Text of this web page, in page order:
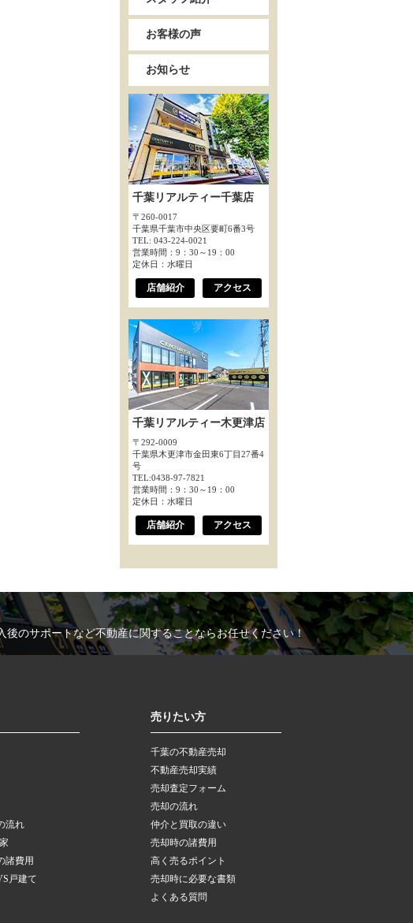
お客様の声
お知らせ
千葉リアルティー千葉店
〒260-0017
千葉県千葉市中央区要町6番3号
TEL: 043-224-0021
営業時間：9：30～19：00
定休日：水曜日
店舗紹介 アクセス
千葉リアルティー木更津店
〒292-0009
千葉県木更津市金田東6丁目27番4
号
TEL:0438-97-7821
営業時間：9：30～19：00
定休日：水曜日
店舗紹介 アクセス
のサポートなど不動産に関することならお任せください！
流れ
諸費用
戸建て
売りたい方
千葉の不動産売却
不動産売却実績
売却査定フォーム
売却の流れ
仲介と買取の違い
売却時の諸費用
高く売るポイント
売却時に必要な書類
よくある質問